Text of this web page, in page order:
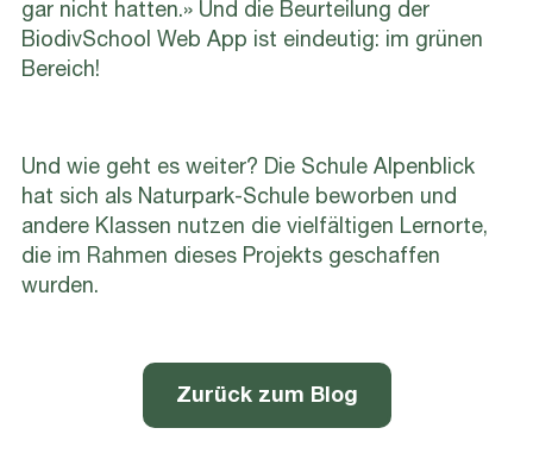
gar nicht hatten.» Und die Beurteilung der
BiodivSchool Web App ist eindeutig: im grünen
Bereich!
Und wie geht es weiter? Die Schule Alpenblick
hat sich als Naturpark-Schule beworben und
andere Klassen nutzen die vielfältigen Lernorte,
die im Rahmen dieses Projekts geschaffen
wurden.
Zurück zum Blog